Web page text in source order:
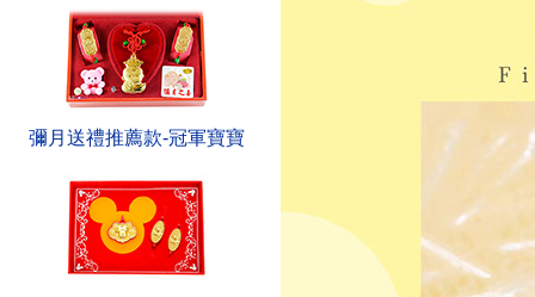
彌月送禮推薦款-冠軍寶寶